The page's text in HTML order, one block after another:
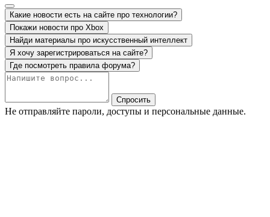
Какие новости есть на сайте про технологии?
Покажи новости про Xbox
Найди материалы про искусственный интеллект
Я хочу зарегистрироваться на сайте?
Где посмотреть правила форума?
Спросить
Не отправляйте пароли, доступы и персональные данные.